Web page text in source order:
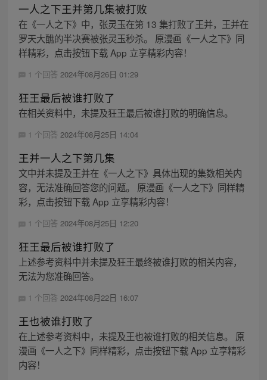
一人之下王并第几集被打败
在《一人之下》中，张灵玉在第 13 集打败了王并，王并在
罗天大醮的半决赛被张灵玉秒杀。 原漫画《一人之下》同
样精彩，点击按钮下载 App 立享精彩内容！
1 个回答 2024年08月26日 01:29
狂王最后被谁打败了
在相关资料中，未提及狂王最后被谁打败的明确信息。
1 个回答 2024年08月25日 14:04
王并一人之下第几集
文中并未提及王并在《一人之下》具体出现的集数相关内
容，无法准确回答您的问题。 原漫画《一人之下》同样精
彩，点击按钮下载 App 立享精彩内容！
1 个回答 2024年08月25日 12:20
狂王最后被谁打败了
上述参考资料中并未提及狂王最终被谁打败的相关内容，
无法为您准确回答。
1 个回答 2024年08月22日 16:07
王也被谁打败了
在上述参考资料中，未提及王也被谁打败的相关信息。 原
漫画《一人之下》同样精彩，点击按钮下载 App 立享精彩
内容！